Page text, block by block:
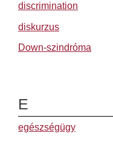
discrimination
diskurzus
Down-szindróma
E
egészségügy